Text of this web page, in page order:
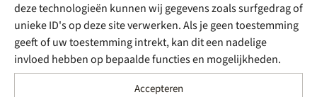
deze technologieën kunnen wij gegevens zoals surfgedrag of
unieke ID's op deze site verwerken. Als je geen toestemming
geeft of uw toestemming intrekt, kan dit een nadelige
invloed hebben op bepaalde functies en mogelijkheden.
Accepteren